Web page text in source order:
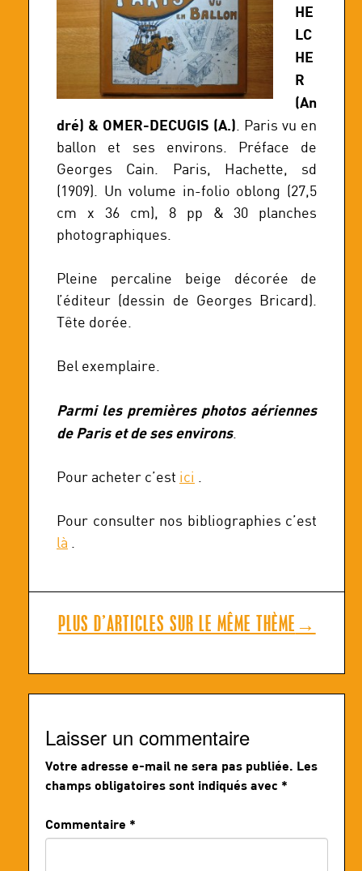
HE
LC
HE
R
(An
dré) & OMER-DECUGIS (A.). Paris vu en
ballon et ses environs. Préface de
Georges Cain. Paris, Hachette, sd
(1909). Un volume in-folio oblong (27,5
cm x 36 cm), 8 pp & 30 planches
photographiques.
Pleine percaline beige décorée de
l’éditeur (dessin de Georges Bricard).
Tête dorée.
Bel exemplaire.
Parmi les premières photos aériennes
de Paris et de ses environs.
Pour acheter c’est ici .
Pour consulter nos bibliographies c’est
là .
PLUS D’ARTICLES SUR LE MÊME THÈME →
Laisser un commentaire
Votre adresse e-mail ne sera pas publiée. Les
champs obligatoires sont indiqués avec *
Commentaire *